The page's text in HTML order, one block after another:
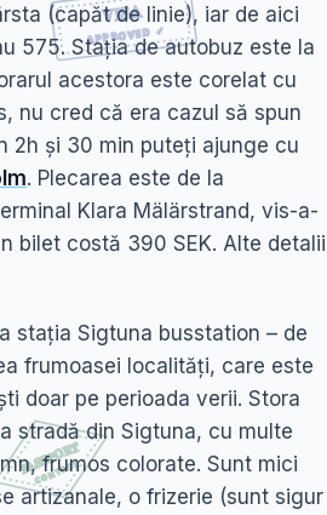
(capăt de linie), iar de aici
575. Stația de autobuz este la
acestora este corelat cu
nu cred că era cazul să spun
2h și 30 min puteți ajunge cu
. Plecarea este de la
Klara Mälärstrand, vis-a-
bilet costă 390 SEK. Alte detalii
stația Sigtuna busstation – de
frumoasei localități, care este
doar pe perioada verii. Stora
stradă din Sigtuna, cu multe
frumos colorate. Sunt mici
artizanale, o frizerie (sunt sigur